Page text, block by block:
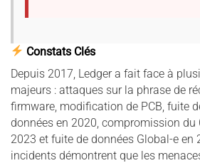
Constats Clés
Depuis 2017, Ledger a fait face à
majeurs : attaques sur la phrase de
firmware, modification de PCB, fuite
données en 2020, compromission du
2023 et fuite de données Global-e en
incidents démontrent que les